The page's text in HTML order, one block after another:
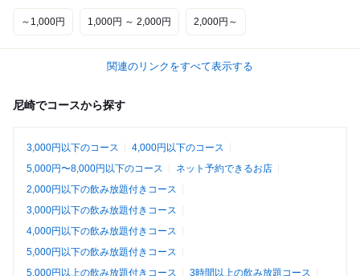
～1,000円 1,000円 ～ 2,000円 2,000円～
関連のリンクをすべて表示する
尼崎でコースから探す
3,000円以下のコース
4,000円以下のコース
5,000円〜8,000円以下のコース
ネット予約できるお店
2,000円以下の飲み放題付きコース
3,000円以下の飲み放題付きコース
4,000円以下の飲み放題付きコース
5,000円以下の飲み放題付きコース
5,000円以上の飲み放題付きコース
3時間以上の飲み放題コース